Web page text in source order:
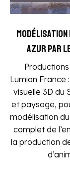
Azur par
Lumion France
visuelle 3D du
et paysage,
modélisation
complet de
la production